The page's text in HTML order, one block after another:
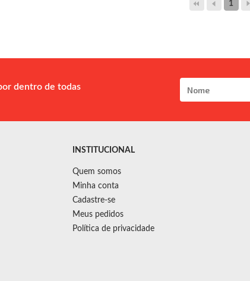
1
dentro de todas
INSTITUCIONAL
Quem somos
Minha conta
Cadastre-se
Meus pedidos
Política de privacidade